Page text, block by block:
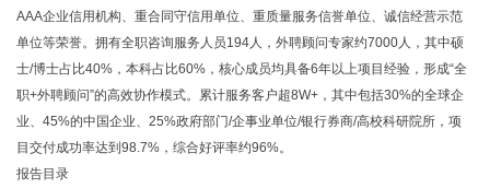
AAA企业信用机构、重合同守信用单位、重质量服务信誉单位、诚信经营示范
单位等荣誉。拥有全职咨询服务人员194人，外聘顾问专家约7000人，其中硕
士/博士占比40%，本科占比60%，核心成员均具备6年以上项目经验，形成“全
职+外聘顾问”的高效协作模式。累计服务客户超8W+，其中包括30%的全球企
业、45%的中国企业、25%政府部门/企事业单位/银行券商/高校科研院所，项
目交付成功率达到98.7%，综合好评率约96%。
报告目录